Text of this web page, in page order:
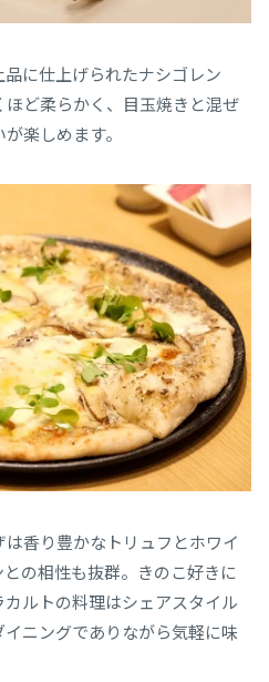
に仕上げられたナシゴレン
ど柔らかく、目玉焼きと混ぜ
楽しめます。
香り豊かなトリュフとホワイ
の相性も抜群。きのこ好きに
ルトの料理はシェアスタイル
ニングでありながら気軽に味